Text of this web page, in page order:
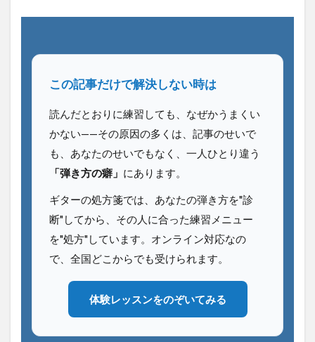
この記事だけで解決しない時は
読んだとおりに練習しても、なぜかうまくい
かない——その原因の多くは、記事のせいで
も、あなたのせいでもなく、一人ひとり違う
「弾き方の癖」 にあります。
ギターの処方箋では、あなたの弾き方を"診
断"してから、その人に合った練習メニュー
を"処方"しています。オンライン対応なの
で、全国どこからでも受けられます。
体験レッスンをのぞいてみる